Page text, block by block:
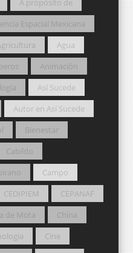
A propósito de
Espacial Mexicana
Agua
Animación
Así Sucede
Autor en Así Sucede
Bienestar
Cabildo
Campo
CEDIPIEM
CEPANAF
de Mota
China
Cine